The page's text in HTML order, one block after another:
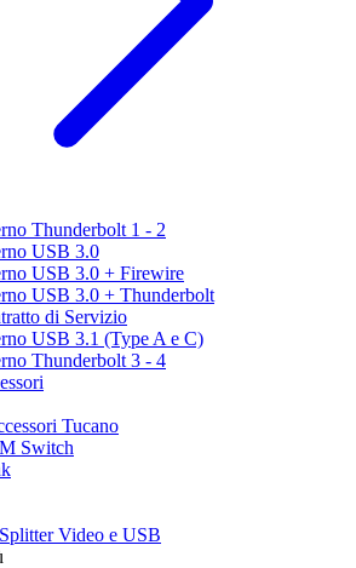
Thunderbolt 1 - 2
USB 3.0
USB 3.0 + Firewire
USB 3.0 + Thunderbolt
di Servizio
USB 3.1 (Type A e C)
Thunderbolt 3 - 4
Tucano
Switch
Video e USB